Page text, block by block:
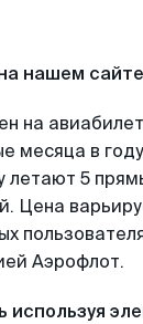
нашем сайте
на
месяца в
5
Цена
Аэрофлот.
используя